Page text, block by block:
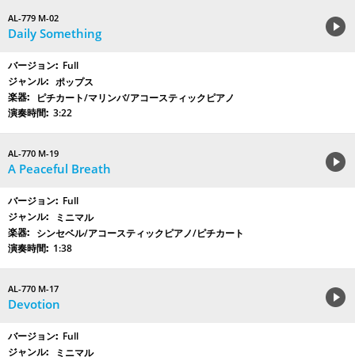
AL-779 M-02
Daily Something
Full
ポップス
ピチカート/マリンバ/アコースティックピアノ
3:22
AL-770 M-19
A Peaceful Breath
Full
ミニマル
シンセベル/アコースティックピアノ/ピチカート
1:38
AL-770 M-17
Devotion
Full
ミニマル